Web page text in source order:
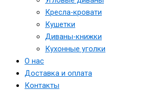
Кресла-кровати
Кушетки
Диваны-книжки
Кухонные уголки
О нас
Доставка и оплата
Контакты